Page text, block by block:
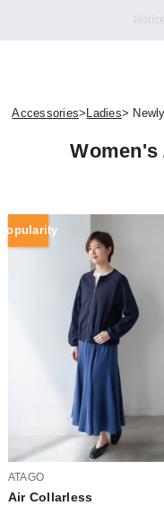
[Important]
Accessories>Ladies>
Women's
ATAGO
Air Collarless